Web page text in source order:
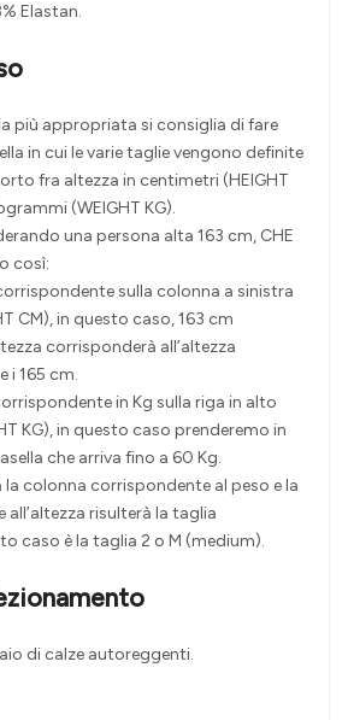
Elastan.
più appropriata si consiglia di fare
in cui le varie taglie vengono definite
fra altezza in centimetri (HEIGHT
(WEIGHT KG).
una persona alta 163 cm, CHE
così:
sulla colonna a sinistra
CM), in questo caso, 163 cm
corrisponderà all’altezza
i 165 cm.
in Kg sulla riga in alto
KG), in questo caso prenderemo in
che arriva fino a 60 Kg.
la colonna corrispondente al peso e la
risulterà la taglia
caso è la taglia 2 o M (medium).
di calze autoreggenti.